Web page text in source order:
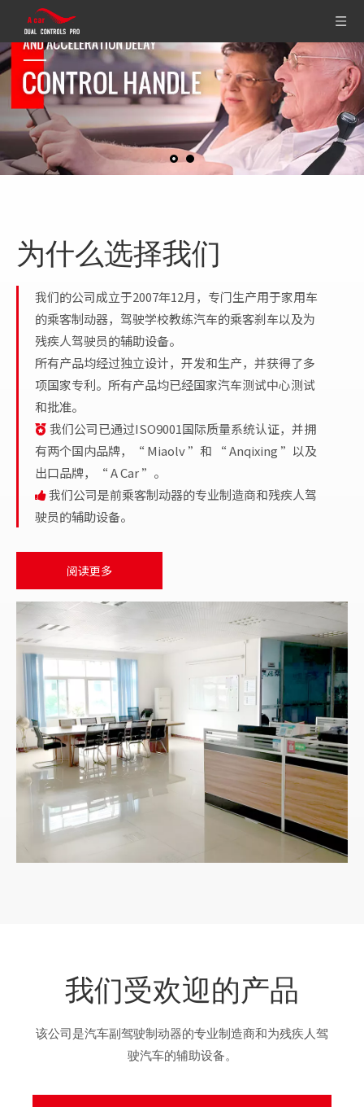
为什么选择我们
我们的公司成立于2007年12月，专门生产用于家用车
的乘客制动器，驾驶学校教练汽车的乘客刹车以及为
残疾人驾驶员的辅助设备。
所有产品均经过独立设计，开发和生产，并获得了多
项国家专利。所有产品均已经国家汽车测试中心测试
和批准。
 我们公司已通过ISO9001国际质量系统认证，并拥
有两个国内品牌，“ Miaolv ”和 “ Anqixing ”以及
出口品牌，“ A Car ”。
 我们公司是前乘客制动器的专业制造商和残疾人驾
驶员的辅助设备。
阅读更多
我们受欢迎的产品
该公司是汽车副驾驶制动器的专业制造商和为残疾人驾
驶汽车的辅助设备。